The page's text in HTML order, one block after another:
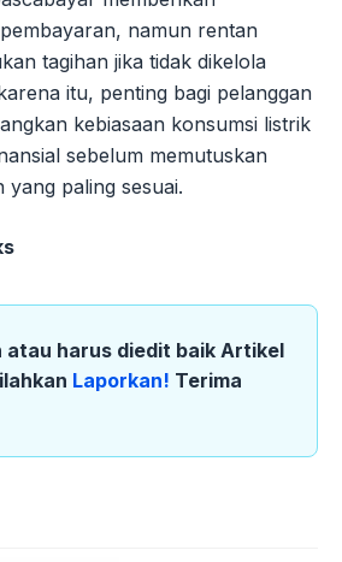
namun rentan
tagihan jika tidak dikelola
itu, penting bagi pelanggan
kebiasaan konsumsi listrik
sebelum memutuskan
yang paling sesuai.
atau harus diedit baik Artikel
Laporkan! Terima